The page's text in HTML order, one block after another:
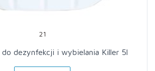
21
do dezynfekcji i wybielania Killer 5l